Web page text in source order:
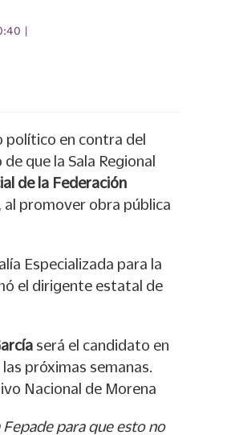
|
político en contra del
de que la Sala Regional
de la Federación
promover obra pública
Especializada para la
el dirigente estatal de
será el candidato en
próximas semanas.
Nacional de Morena
para que esto no